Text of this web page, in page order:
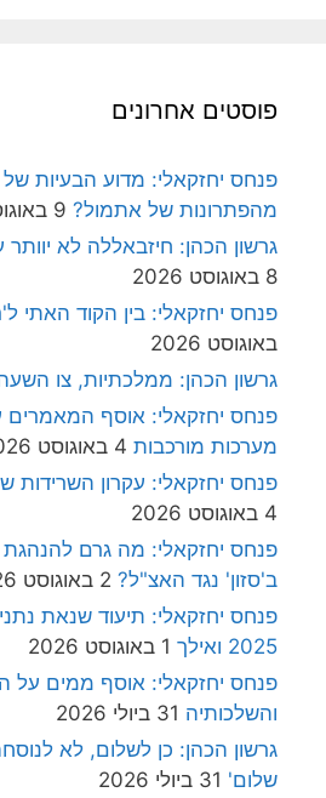
פוסטים אחרונים
פנחס יחזקאלי: מדוע הבעיות של
מהפתרונות של אתמול? 9 באוגוסט 2026
גרשון הכהן: חיזבאללה לא
8 באוגוסט 2026
פנחס יחזקאלי: בין הקוד האתי
באוגוסט 2026
גרשון הכהן: ממלכתיות, צו
פנחס יחזקאלי: אוסף המאמרים
מערכות מורכבות 4 באוגוסט 2026
פנחס יחזקאלי: עקרון השרידות
4 באוגוסט 2026
פנחס יחזקאלי: מה גרם להנהגת
ב'סזון' נגד האצ"ל? 2 באוגוסט 2026
פנחס יחזקאלי: תיעוד שנאת
2025 ואילך
1 באוגוסט 2026
פנחס יחזקאלי: אוסף ממים על
והשלכותיה 31 ביולי 2026
גרשון הכהן: כן לשלום, לא
שלום' 31 ביולי 2026